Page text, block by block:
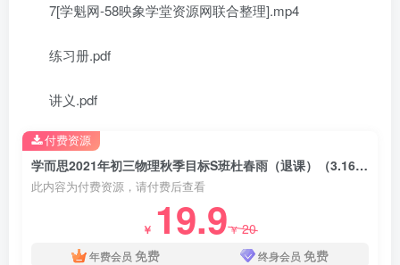
7[学魁网-58映象学堂资源网联合整理].mp4
练习册.pdf
讲义.pdf
学而思2021年初三物理秋季目标S班杜春雨（退课）（3.16G高清视频）分享下载
此内容为付费资源，请付费后查看
￥ 19.9￥20
年费会员 免费 终身会员 免费
付费资源